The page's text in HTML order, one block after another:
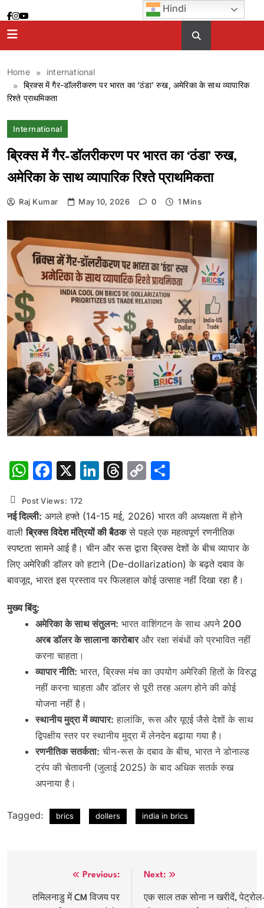
to
content
Home
international
ब्रिक्स में गैर-डॉलरीकरण पर भारत का ‘ठंडा’ रुख, अमेरिका के साथ व्यापारिक
रिश्ते प्राथमिकता
International
ब्रिक्स में गैर-डॉलरीकरण पर भारत का ‘ठंडा’ रुख,
अमेरिका के साथ व्यापारिक रिश्ते प्राथमिकता
Raj Kumar May 10, 2026 0 1 Mins
WhatsApp
Facebook
X LinkedIn
Threads
Copy
Post Views: 172
नई दिल्ली: अगले हफ्ते (14-15 मई, 2026) भारत की अध्यक्षता में होने
वालीब्रिक्स विदेश मंत्रियों की बैठकसे पहले एक महत्वपूर्ण रणनीतिक
स्पष्टता सामने आई है। चीन और रूस द्वारा ब्रिक्स देशों के बीच व्यापार के
लिए अमेरिकी डॉलर को हटाने (De-dollarization) के बढ़ते दबाव के
बावजूद, भारत इस प्रस्ताव पर फिलहाल कोई उत्साह नहीं दिखा रहा है।
मुख्य बिंदु:
अमेरिका के साथ संतुलन: भारत वाशिंगटन के साथ अपने 200
अरब डॉलर के सालाना कारोबारऔर रक्षा संबंधों को प्रभावित नहीं
करना चाहता।
व्यापार नीति: भारत, ब्रिक्स मंच का उपयोग अमेरिकी हितों के विरुद्ध
नहीं करना चाहता और डॉलर से पूरी तरह अलग होने की कोई
योजना नहीं है।
स्थानीय मुद्रा में व्यापार: हालांकि, रूस और यूएई जैसे देशों के साथ
द्विपक्षीय स्तर पर स्थानीय मुद्रा में लेनदेन बढ़ाया गया है।
रणनीतिक सतर्कता: चीन-रूस के दबाव के बीच, भारत ने डोनाल्ड
ट्रंप की चेतावनी (जुलाई 2025) के बाद अधिक सतर्क रुख
अपनाया है।
Tagged: brics dollers india in brics
navigation
Previous:
तमिलनाडु में CM विजय पर
Next:
एक साल तक सोना न खरीदें,
Hindi